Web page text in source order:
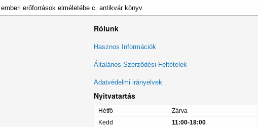
erőforrások elméletébe c. antikvár könyv
Rólunk
Lábléc
menü
Hasznos Információk
Általános Szerződési Feltételek
Adatvédelmi irányelvek
Nyitvatartás
Hétfő
Zárva
Kedd
11:00-18:00